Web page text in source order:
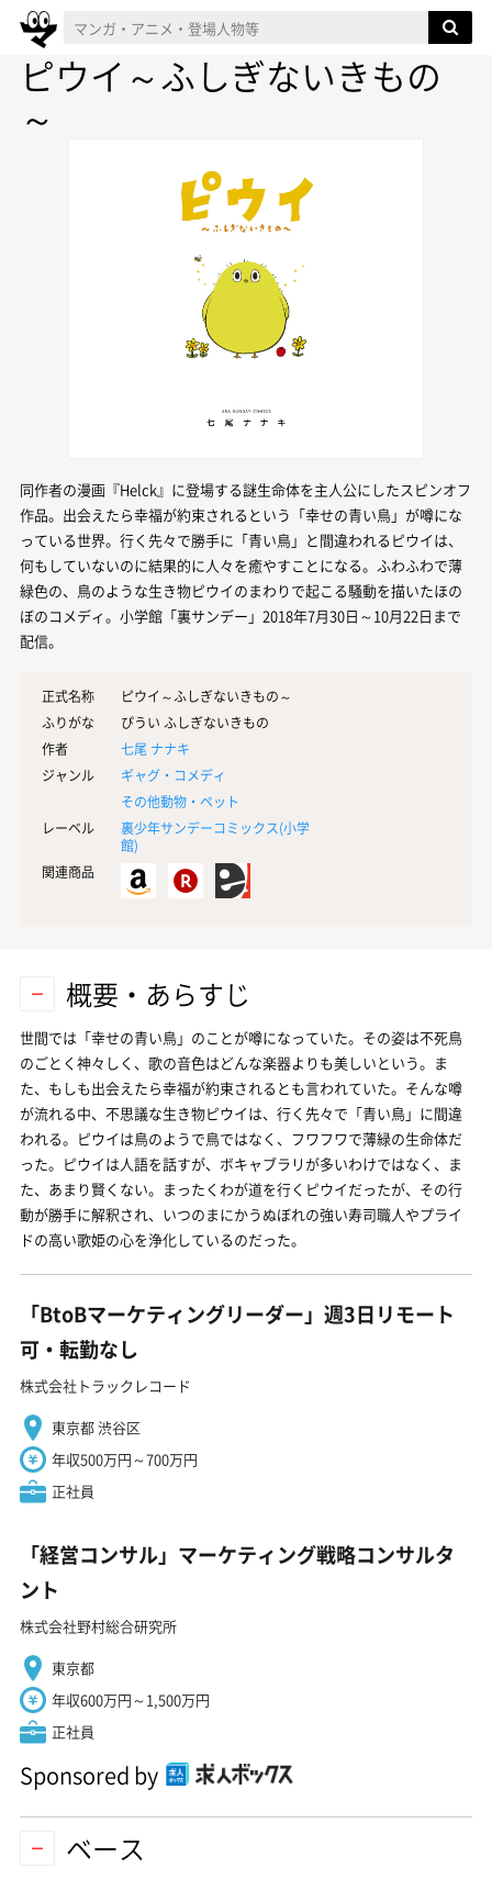
ピウイ～ふしぎないきもの
～
同作者の漫画『Helck』に登場する謎生命体を主人公にしたスピンオフ
作品。出会えたら幸福が約束されるという「幸せの青い鳥」が噂にな
っている世界。行く先々で勝手に「青い鳥」と間違われるピウイは、
何もしていないのに結果的に人々を癒やすことになる。ふわふわで薄
緑色の、鳥のような生き物ピウイのまわりで起こる騒動を描いたほの
ぼのコメディ。小学館「裏サンデー」2018年7月30日～10月22日まで
配信。
正式名称
ピウイ～ふしぎないきもの～
ふりがな
ぴうい ふしぎないきもの
作者
七尾 ナナキ
ジャンル
ギャグ・コメディ
その他動物・ペット
レーベル
裏少年サンデーコミックス(小学
館)
関連商品
概要・あらすじ
世間では「幸せの青い鳥」のことが噂になっていた。その姿は不死鳥
のごとく神々しく、歌の音色はどんな楽器よりも美しいという。ま
た、もしも出会えたら幸福が約束されるとも言われていた。そんな噂
が流れる中、不思議な生き物ピウイは、行く先々で「青い鳥」に間違
われる。ピウイは鳥のようで鳥ではなく、フワフワで薄緑の生命体だ
った。ピウイは人語を話すが、ボキャブラリが多いわけではなく、ま
た、あまり賢くない。まったくわが道を行くピウイだったが、その行
動が勝手に解釈され、いつのまにかうぬぼれの強い寿司職人やプライ
ドの高い歌姫の心を浄化しているのだった。
「BtoBマーケティングリーダー」週3日リモート
可・転勤なし
株式会社トラックレコード
東京都 渋谷区
年収500万円～700万円
正社員
「経営コンサル」マーケティング戦略コンサルタ
ント
株式会社野村総合研究所
東京都
年収600万円～1,500万円
正社員
Sponsored by
ベース